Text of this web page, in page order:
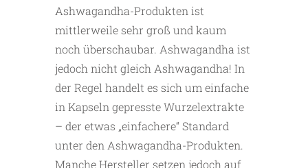
Ashwagandha-Produkten ist
mittlerweile sehr groß und kaum
noch überschaubar. Ashwagandha ist
jedoch nicht gleich Ashwagandha! In
der Regel handelt es sich um einfache
in Kapseln gepresste Wurzelextrakte
– der etwas „einfachere“ Standard
unter den Ashwagandha-Produkten.
Manche Hersteller setzen jedoch auf